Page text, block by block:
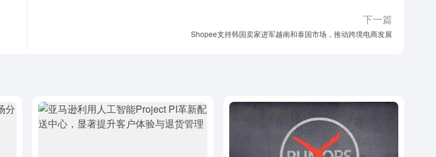
下一篇
Shopee支持韩国卖家进军越南和泰国市场，推动跨境电商发展